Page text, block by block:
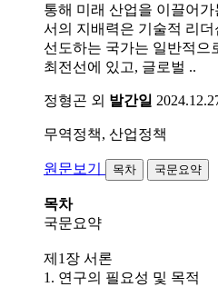
통해 미래 산업을 이끌어
서의 지배력은 기술적 리
선도하는 국가는 일반적으
최전선에 있고, 글로벌 ..
정형곤 외 발간일
무역정책, 산업정책
원문보기 목차 국문요약
목차
국문요약
제1장 서론
1. 연구의 필요성 및 목적